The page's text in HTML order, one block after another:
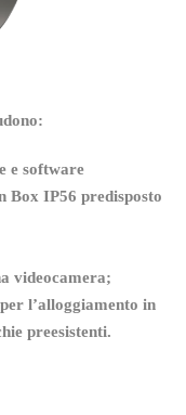
e software
Box IP56 predisposto
videocamera;
l’alloggiamento in
preesistenti.